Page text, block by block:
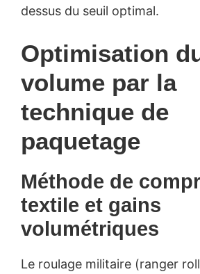
dessus du seuil optimal.
Optimisation
volume par la
technique de
paquetage
Méthode de
textile et gains
volumétriques
Le roulage militaire (ranger